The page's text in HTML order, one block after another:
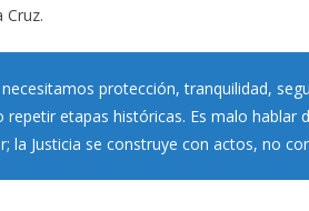
Cruz.
protección, tranquilidad,
repetir etapas históricas. Es malo hablar
la Justicia se construye con actos, no